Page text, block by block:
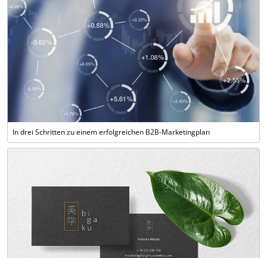
In drei Schritten zu einem erfolgreichen B2B-Marketingplan